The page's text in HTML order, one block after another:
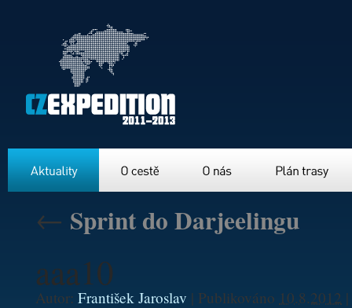
← Sprint do Darjeelingu
aaa10
Autor: František Jaroslav | Publikováno 10.8.2012 |